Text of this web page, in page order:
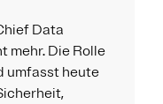
Data
mehr. Die Rolle
umfasst heute